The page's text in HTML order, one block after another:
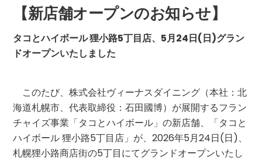
【新店舗オープンのお知らせ】
タコとハイボール 狸小路5丁目店、5月24日(日)グラン
ドオープンいたしました
このたび、株式会社ヴィーナスダイニング（本社：北
海道札幌市、代表取締役：石田國博）が展開するフラン
チャイズ事業「タコとハイボール」の新店舗、「タコと
ハイボール 狸小路5丁目店」が、2026年5月24日(日)、
札幌狸小路商店街の5丁目にてグランドオープンいたし